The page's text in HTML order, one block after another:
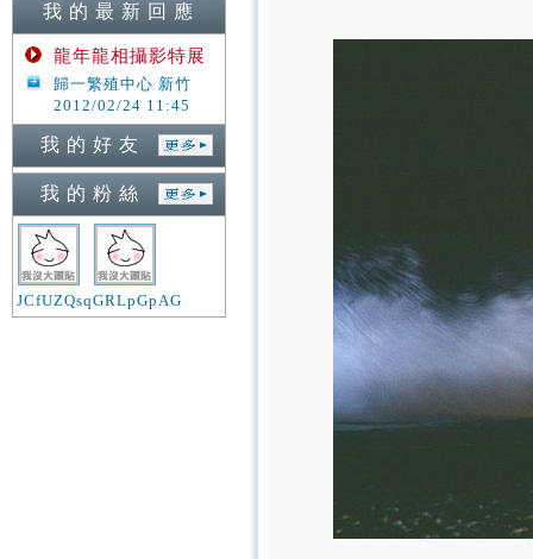
我 的 最 新 回 應
龍年龍相攝影特展
歸一繁殖中心 新竹
2012/02/24 11:45
我 的 好 友
我 的 粉 絲
JCfUZQsqGRLpGpAG